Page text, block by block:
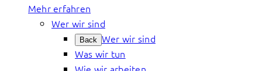
Mehr erfahren
Wer wir sind
Back Wer wir sind
Was wir tun